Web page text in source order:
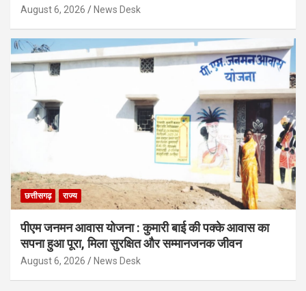
August 6, 2026 News Desk
छत्तीसगढ़ राज्य
पीएम जनमन आवास योजना : कुमारी बाई की पक्के आवास का
सपना हुआ पूरा, मिला सुरक्षित और सम्मानजनक जीवन
August 6, 2026 News Desk